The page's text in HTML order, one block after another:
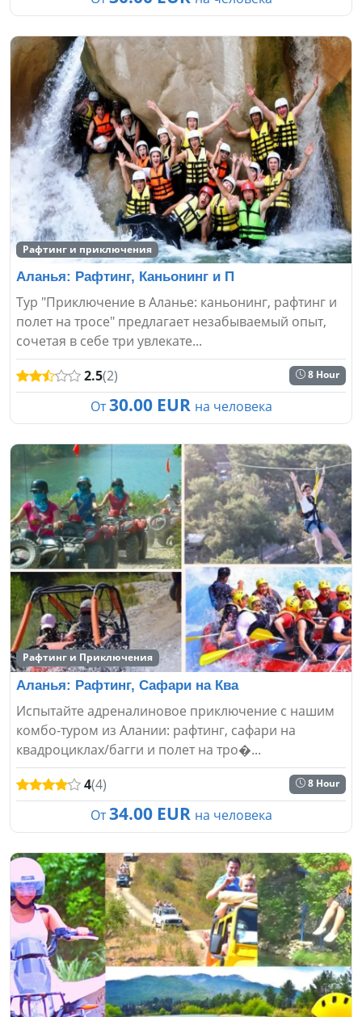
Рафтинг и приключения
Аланья: Рафтинг, Каньонинг и П
Тур "Приключение в Аланье: каньонинг, рафтинг и
полет на тросе" предлагает незабываемый опыт,
сочетая в себе три увлекате...
2.5(2) 8 Hour
От 30.00 EUR на человека
Рафтинг и Приключения
Аланья: Рафтинг, Сафари на Ква
Испытайте адреналиновое приключение с нашим
комбо-туром из Алании: рафтинг, сафари на
квадроциклах/багги и полет на тро�...
4(4) 8 Hour
От 34.00 EUR на человека